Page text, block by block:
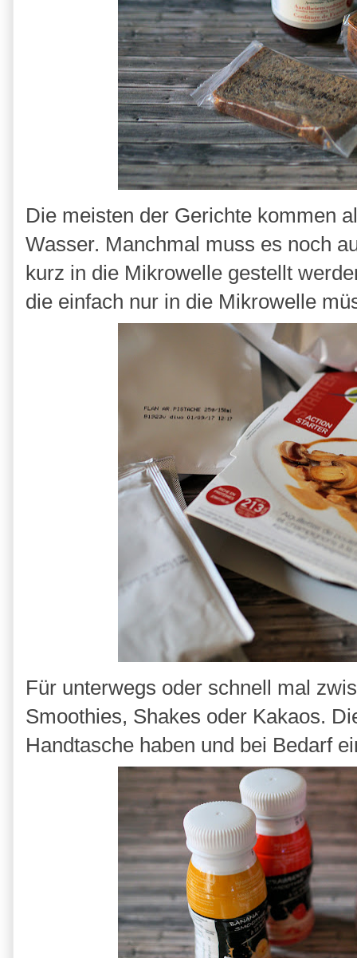
Die meisten der Gerichte kommen
Wasser. Manchmal muss es noch
kurz in die Mikrowelle gestellt
die einfach nur in die Mikrowelle
Für unterwegs oder schnell mal
Smoothies, Shakes oder Kakaos.
Handtasche haben und bei Bedarf